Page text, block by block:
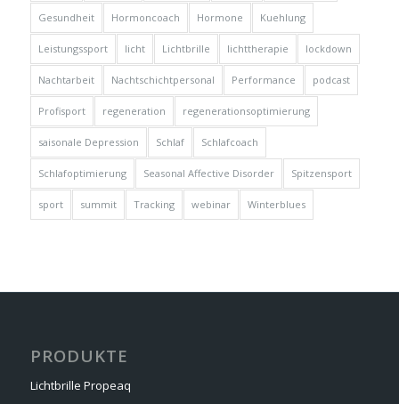
Gesundheit Hormoncoach Hormone Kuehlung
Leistungssport licht Lichtbrille lichttherapie lockdown
Nachtarbeit Nachtschichtpersonal Performance podcast
Profisport regeneration regenerationsoptimierung
saisonale Depression Schlaf Schlafcoach
Schlafoptimierung Seasonal Affective Disorder Spitzensport
sport summit Tracking webinar Winterblues
PRODUKTE
Lichtbrille Propeaq